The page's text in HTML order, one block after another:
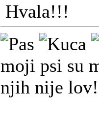
Hvala!!!
moji psi su
njih nije lov!